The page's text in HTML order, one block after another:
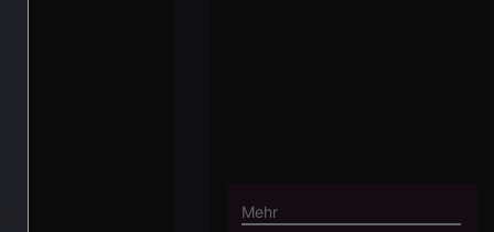
Mehr